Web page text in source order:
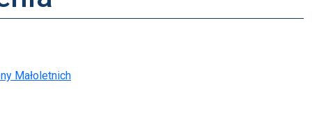
Małoletnich